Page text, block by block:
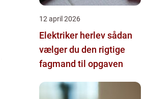
12 april 2026
Elektriker herlev sådan
vælger du den rigtige
fagmand til opgaven